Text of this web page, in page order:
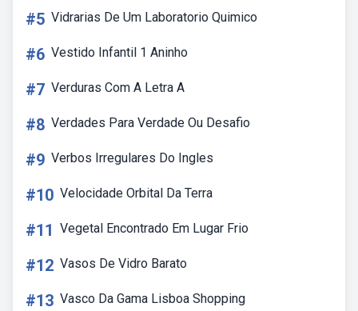
#5 Vidrarias De Um Laboratorio Quimico
#6 Vestido Infantil 1 Aninho
#7 Verduras Com A Letra A
#8 Verdades Para Verdade Ou Desafio
#9 Verbos Irregulares Do Ingles
#10 Velocidade Orbital Da Terra
#11 Vegetal Encontrado Em Lugar Frio
#12 Vasos De Vidro Barato
#13 Vasco Da Gama Lisboa Shopping